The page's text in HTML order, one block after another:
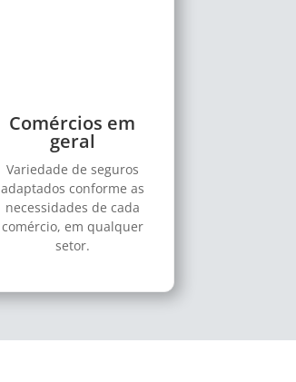
Comércios em
geral
Variedade de seguros
adaptados conforme as
necessidades de cada
comércio, em qualquer
setor.